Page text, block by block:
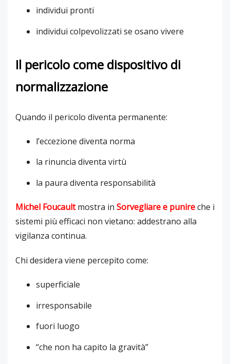
individui pronti
individui colpevolizzati se osano vivere
Il pericolo come dispositivo di
normalizzazione
Quando il pericolo diventa permanente:
l’eccezione diventa norma
la rinuncia diventa virtù
la paura diventa responsabilità
Michel Foucaultmostra in Sorvegliare e punireche i
sistemi più efficaci non vietano: addestrano alla
vigilanza continua.
Chi desidera viene percepito come:
superficiale
irresponsabile
fuori luogo
“che non ha capito la gravità”